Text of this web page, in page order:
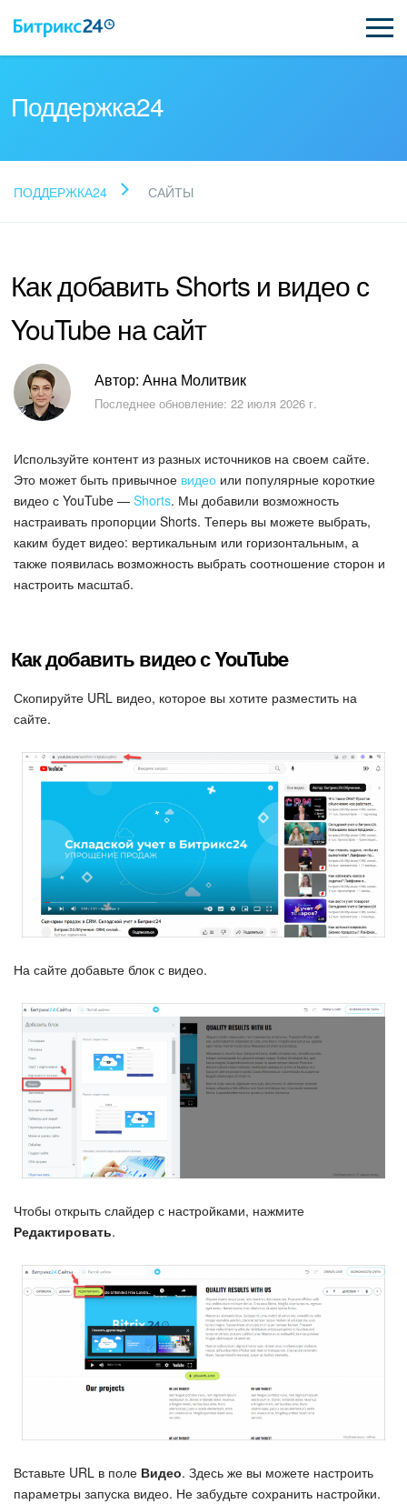
Прочитайте готовые
Новые статьи
Поддержка Битрикс24
Регистрация и вход
Безопасность в Битрикс24
Тарифы и оплата
С чего начать
AI в Битрикс24
Вайбкод
Мессенджер
Календарь
Диск
База знаний
Складской учет
Почта
CRM
Онлайн-запись
КЭДО
Подпись
Маркетинг
Центр продаж
Аналитика
BI Конструктор
Автоматизация
Поддержка24
ПОДДЕРЖКА24 САЙТЫ
Как добавить Shorts и видео с
YouTube на сайт
Автор: Анна Молитвик
Последнее обновление: 22 июля 2026 г.
Используйте контент из разных источников на своем сайте.
Это может быть привычное видео или популярные короткие
видео с YouTube — Shorts. Мы добавили возможность
настраивать пропорции Shorts. Теперь вы можете выбрать,
каким будет видео: вертикальным или горизонтальным, а
также появилась возможность выбрать соотношение сторон и
настроить масштаб.
Как добавить видео с YouTube
Скопируйте URL видео, которое вы хотите разместить на
сайте.
На сайте добавьте блок с видео.
Чтобы открыть слайдер с настройками, нажмите
Редактировать.
Вставьте URL в поле Видео. Здесь же вы можете настроить
параметры запуска видео. Не забудьте сохранить настройки.